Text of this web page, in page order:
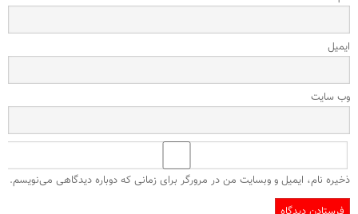
ایمیل
وب‌ سایت
ذخیره نام، ایمیل و وبسایت من در مرورگر برای زمانی که دوباره دیدگاهی می‌نویسم.